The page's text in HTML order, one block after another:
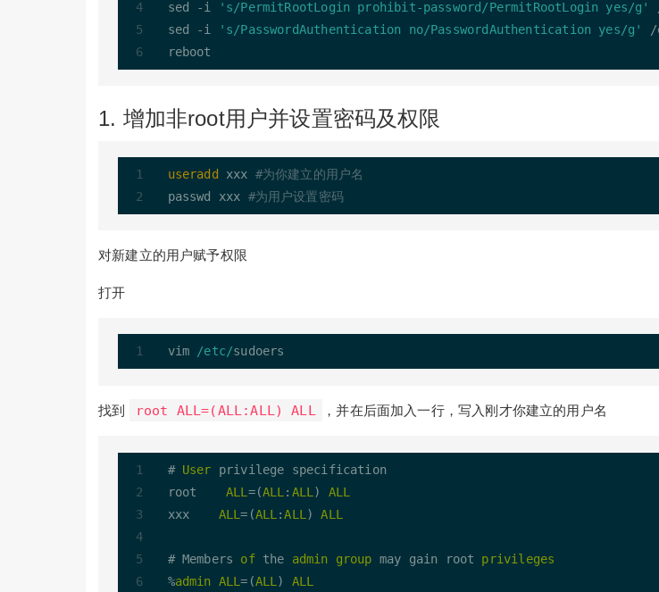
sed
-i 's/PermitRootLogin prohibit-password/PermitRootLogin yes/g'
sed
-i 's/PasswordAuthentication no/PasswordAuthentication yes/g' /
1. 增加非root用户并设置密码及权限
useradd xxx #为你建立的用户名
passwd xxx #为用户设置密码
对新建立的用户赋予权限
打开
vim /etc/
找到 root ALL=(ALL:ALL) ALL ，并在后面加入一行，写入刚才你建立的用户名
# User privilege specification
root ALL =(ALL : ALL ) ALL
xxx ALL=(ALL :ALL ) ALL
# Members of the admin group may gain root privileges
%admin ALL=(ALL ) ALL